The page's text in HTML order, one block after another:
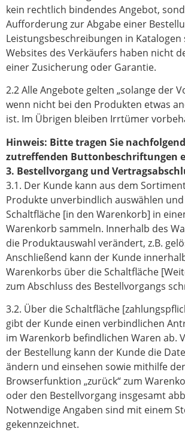
kein rechtlich bindendes Angebot,
Aufforderung zur Abgabe einer
Leistungsbeschreibungen in Katalogen
Websites des Verkäufers haben nicht
einer Zusicherung oder Garantie.
2.2 Alle Angebote gelten „solange der
wenn nicht bei den Produkten etwas
ist. Im Übrigen bleiben Irrtümer
Hinweis: Bitte tragen Sie
zutreffenden Buttonbeschriftungen
3. Bestellvorgang und
3.1. Der Kunde kann aus dem
Produkte unverbindlich auswählen
Schaltfläche [in den Warenkorb] in
Warenkorb sammeln. Innerhalb des
die Produktauswahl verändert, z.B.
Anschließend kann der Kunde
Warenkorbs über die Schaltfläche
zum Abschluss des Bestellvorgangs
3.2. Über die Schaltfläche
gibt der Kunde einen verbindlichen
im Warenkorb befindlichen Waren ab.
der Bestellung kann der Kunde die
ändern und einsehen sowie mithilfe der
Browserfunktion „zurück“ zum
oder den Bestellvorgang insgesamt
Notwendige Angaben sind mit einem
gekennzeichnet.